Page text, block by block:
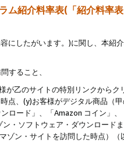
ム紹介料率表(「紹介料率
にしたがいます。)に関し、本紹
すること、
乙のサイトの特別リンクから
、(y)お客様がデジタル商品（
ロード」、「Amazon コイン」
・ソフトウェア・ダウンロード
ゾン・サイトを訪問した時点）（